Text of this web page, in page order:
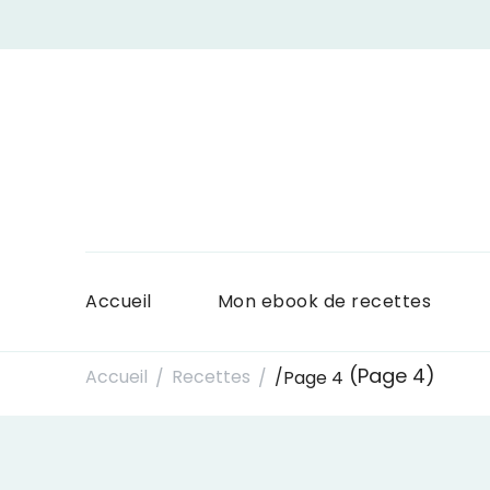
Accueil Mon ebook de recettes
Accueil / Recettes / /Page 4 (Page 4)